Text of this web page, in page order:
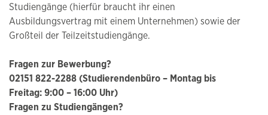
Studiengänge (hierfür braucht ihr einen
Ausbildungsvertrag mit einem Unternehmen) sowie der
Großteil der Teilzeitstudiengänge.
Fragen zur Bewerbung?
02151 822-2288 (Studierendenbüro – Montag bis
Freitag: 9:00 – 16:00 Uhr)
Fragen zu Studiengängen?